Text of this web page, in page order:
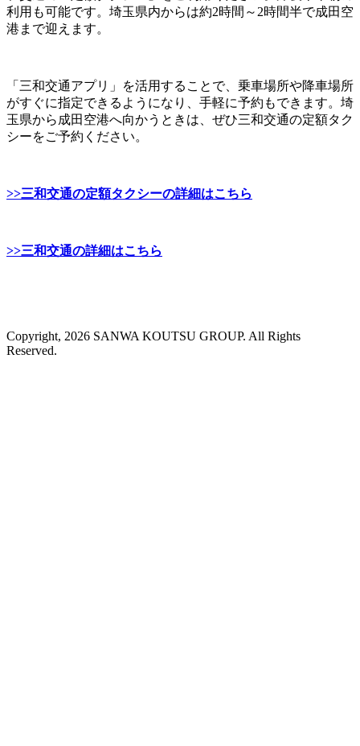
利用も可能です。埼玉県内からは約2時間～2時間半で成田空
港まで迎えます。
「三和交通アプリ」を活用することで、乗車場所や降車場所
がすぐに指定できるようになり、手軽に予約もできます。埼
玉県から成田空港へ向かうときは、ぜひ三和交通の定額タク
シーをご予約ください。
>>三和交通の定額タクシーの詳細はこちら
>>三和交通の詳細はこちら
Copyright, 2026 SANWA KOUTSU GROUP. All Rights
Reserved.